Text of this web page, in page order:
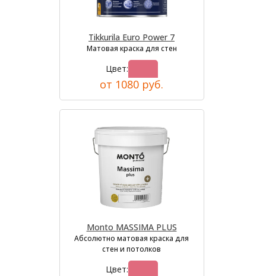
Tikkurila Euro Power 7
Матовая краска для стен
Цвет:
от 1080 руб.
Monto MASSIMA PLUS
Абсолютно матовая краска для
стен и потолков
Цвет: